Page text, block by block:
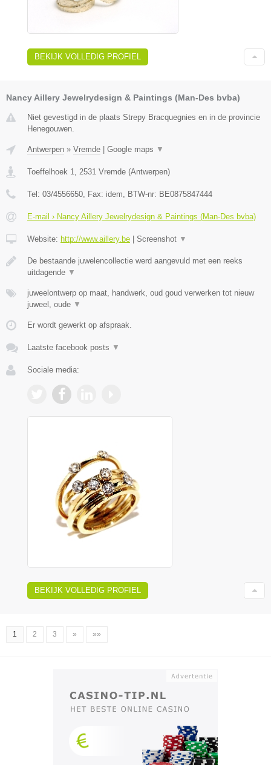
BEKIJK VOLLEDIG PROFIEL
Nancy Aillery Jewelrydesign & Paintings (Man-Des bvba)
Niet gevestigd in de plaats Strepy Bracquegnies en in de provincie
Henegouwen.
Antwerpen » Vremde | Google maps ▼
Toeffelhoek 1 2531 Vremde (Antwerpen)
Tel: 03/4556650 , Fax: idem , BTW-nr: BE0875847444
E-mail › Nancy Aillery Jewelrydesign & Paintings (Man-Des bvba)
Website: http://www.aillery.be | Screenshot ▼
De bestaande juwelencollectie werd aangevuld met een reeks
uitdagende ▼
juweelontwerp op maat, handwerk, oud goud verwerken tot nieuw
juweel, oude ▼
Er wordt gewerkt op afspraak.
Laatste facebook posts ▼
Sociale media:
BEKIJK VOLLEDIG PROFIEL
1 2 3 » »»